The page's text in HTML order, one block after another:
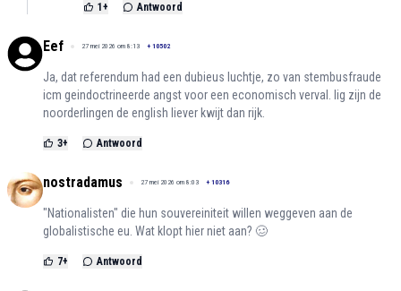
1 + Antwoord
Eef 27 mei 2026 om 8:13 + 10502
Ja, dat referendum had een dubieus luchtje, zo van stembusfraude
icm geindoctrineerde angst voor een economisch verval. Iig zijn de
noorderlingen de english liever kwijt dan rijk.
3+ Antwoord
nostradamus 27 mei 2026 om 8:03 + 10316
"Nationalisten" die hun souvereiniteit willen weggeven aan de
globalistische eu. Wat klopt hier niet aan? 🥴
7+ Antwoord